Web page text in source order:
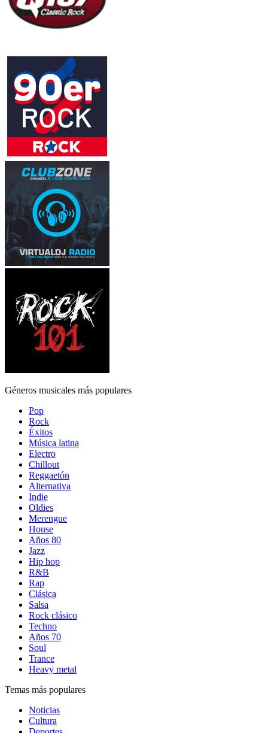
Géneros musicales más populares
Pop
Rock
Éxitos
Música latina
Electro
Chillout
Reggaetón
Alternativa
Indie
Oldies
Merengue
House
Años 80
Jazz
Hip hop
R&B
Rap
Clásica
Salsa
Rock clásico
Techno
Años 70
Soul
Trance
Heavy metal
Temas más populares
Noticias
Cultura